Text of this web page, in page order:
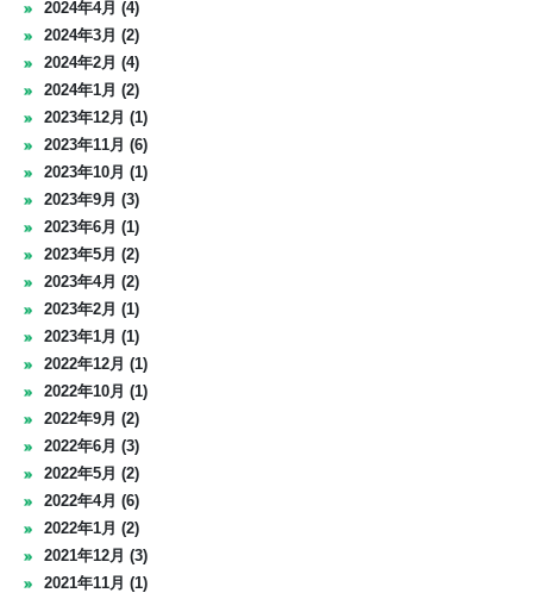
2024年4月 (4)
2024年3月 (2)
2024年2月 (4)
2024年1月 (2)
2023年12月 (1)
2023年11月 (6)
2023年10月 (1)
2023年9月 (3)
2023年6月 (1)
2023年5月 (2)
2023年4月 (2)
2023年2月 (1)
2023年1月 (1)
2022年12月 (1)
2022年10月 (1)
2022年9月 (2)
2022年6月 (3)
2022年5月 (2)
2022年4月 (6)
2022年1月 (2)
2021年12月 (3)
2021年11月 (1)